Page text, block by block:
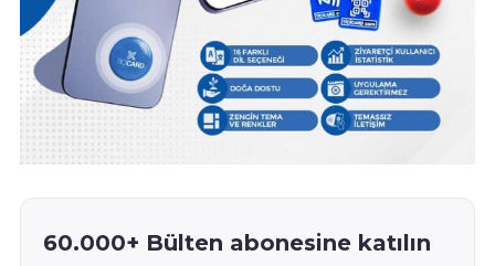
60.000+ Bülten abonesine katılın